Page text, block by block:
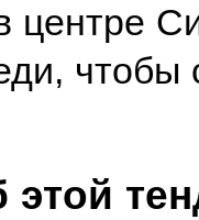
центре
чтобы